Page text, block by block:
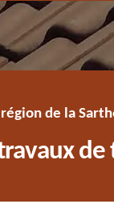
de la